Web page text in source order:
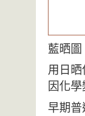
藍晒
用日
因化
早期